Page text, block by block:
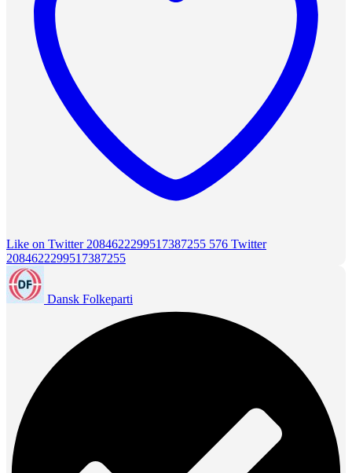
Like on Twitter 2084622299517387255 576 Twitter
2084622299517387255
Dansk Folkeparti